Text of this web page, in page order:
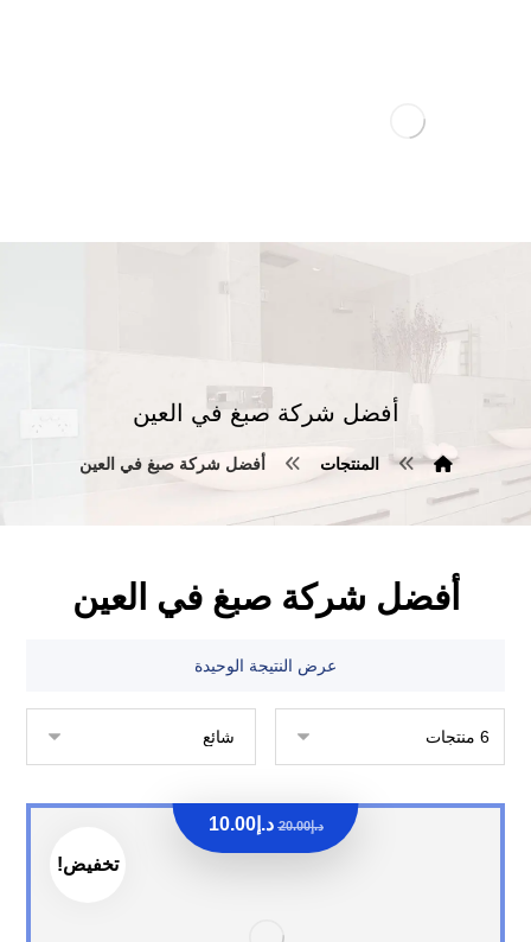
أفضل شركة صبغ في العين
المنتجات أفضل شركة صبغ في العين
أفضل شركة صبغ في العين
عرض النتيجة الوحيدة
تخفيض!
د.إ20.00 د.إ10.00